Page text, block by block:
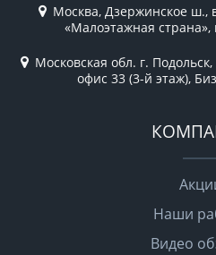
Москва, Дзержинское ш.,
«Малоэтажная
Московская обл. г.
офис 33 (3-й этаж),
Наши
Видео